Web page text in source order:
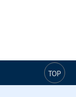
TOP